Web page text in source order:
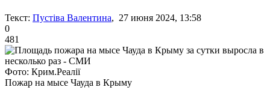
Текст: Пустіва Валентина, 27 июня 2024, 13:58
0
481
Фото: Крим.Реалії
Пожар на мысе Чауда в Крыму